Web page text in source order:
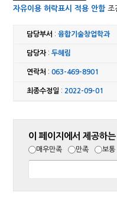
자유이용 허락표시 적용 안함조
담당부서 :융합기술창업학과
담당자:두혜림
연락처 :063-469-8901
최종수정일 : 2022-09-01
이 페이지에서 제공하
매우만족 만족 보통